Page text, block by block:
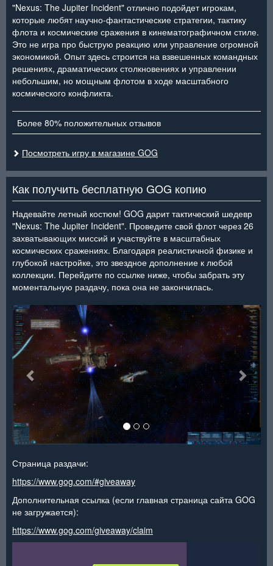
"Nexus: The Jupiter Incident" отлично подойдет игрокам,
которые любят научно-фантастические стратегии, тактику
флота и космические сражения в кинематографичном стиле.
Это не игра про быструю реакцию или управление огромной
экономикой. Опыт здесь строится на взвешенных командных
решениях, драматических столкновениях и управлении
небольшим, но мощным флотом в ходе масштабного
космического конфликта.
Более 80% положительных отзывов
Посмотреть игру в магазине GOG
Как получить бесплатную GOG копию
Надевайте летный костюм! GOG дарит тактический шедевр
"Nexus: The Jupiter Incident". Проведите свой флот через 26
захватывающих миссий и участвуйте в масштабных
космических сражениях. Благодаря реалистичной физике и
глубокой настройке, это звездное дополнение к любой
коллекции. Перейдите по ссылке ниже, чтобы забрать эту
моментальную раздачу, пока она не закончилась.
< >
Страница раздачи:
https://www.gog.com/#giveaway
Дополнительная ссылка (если главная страница сайта GOG
не загружается):
https://www.gog.com/giveaway/claim